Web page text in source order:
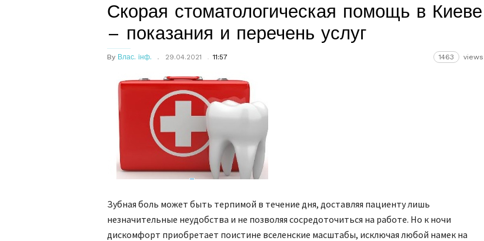
Скорая стоматологическая помощь в Киеве
– показания и перечень услуг
By Влас. інф. 29.04.2021 11:57 1463 views
Зубная боль может быть терпимой в течение дня, доставляя пациенту лишь
незначительные неудобства и не позволяя сосредоточиться на работе. Но к ночи
дискомфорт приобретает поистине вселенские масштабы, исключая любой намек на